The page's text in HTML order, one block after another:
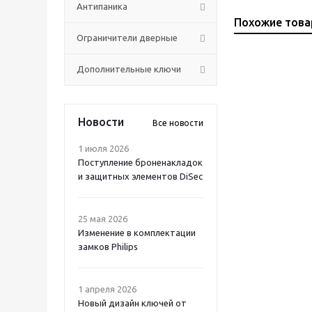
Антипаника
Ограничители дверные
Дополнительные ключи
Новости Все новости
1 июля 2026
Поступление броненакладок
и защитных элементов DiSec
25 мая 2026
Изменение в комплектации
замков Philips
1 апреля 2026
Новый дизайн ключей от
Похожие